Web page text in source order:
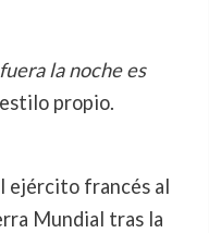
la noche es
propio.
ejército francés al
Mundial tras la